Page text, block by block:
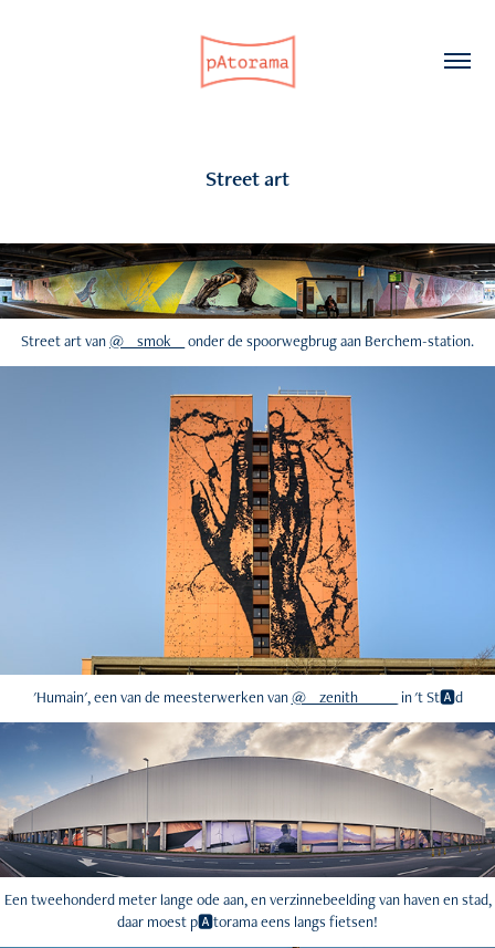
Street art
Street art van@__smok__ onder de spoorwegbrug aan Berchem-station.
'Humain', een van de meesterwerken van@__zenith______ in 't St🅰️d
Een tweehonderd meter lange ode aan, en verzinnebeelding van haven en stad,
daar moest p🅰️torama eens langs fietsen!